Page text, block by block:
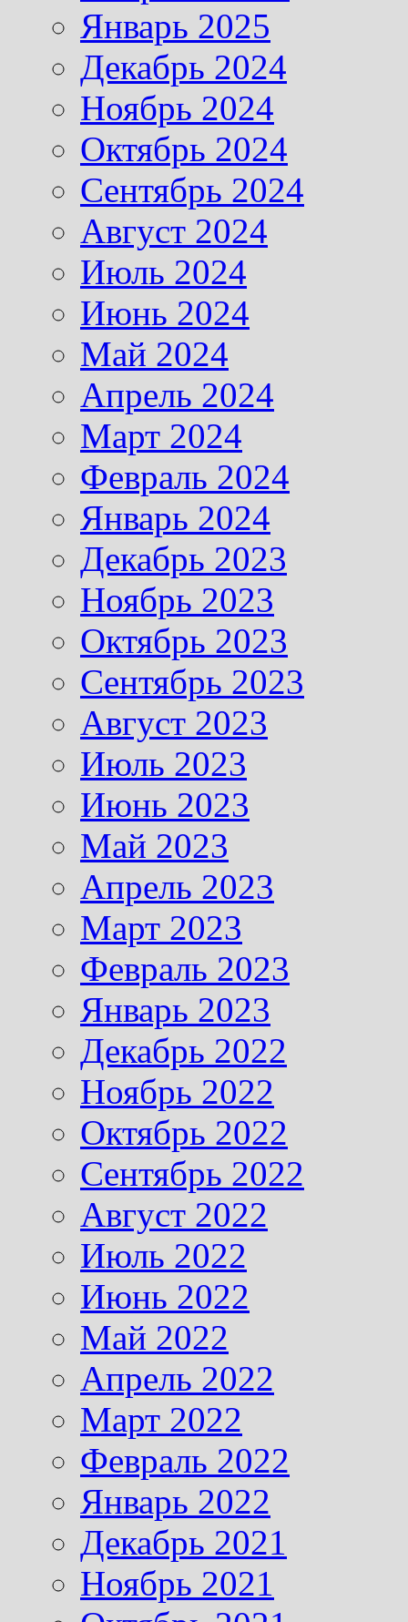
Январь 2025
Декабрь 2024
Ноябрь 2024
Октябрь 2024
Сентябрь 2024
Август 2024
Июль 2024
Июнь 2024
Май 2024
Апрель 2024
Март 2024
Февраль 2024
Январь 2024
Декабрь 2023
Ноябрь 2023
Октябрь 2023
Сентябрь 2023
Август 2023
Июль 2023
Июнь 2023
Май 2023
Апрель 2023
Март 2023
Февраль 2023
Январь 2023
Декабрь 2022
Ноябрь 2022
Октябрь 2022
Сентябрь 2022
Август 2022
Июль 2022
Июнь 2022
Май 2022
Апрель 2022
Март 2022
Февраль 2022
Январь 2022
Декабрь 2021
Ноябрь 2021